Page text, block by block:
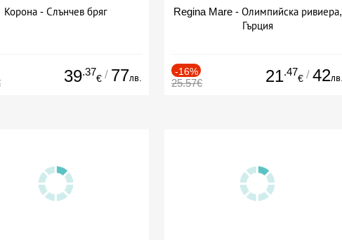
Корона - Слънчев бряг
39.37
€ / 77лв.
Regina Mare - Олимпийска ривиера,
Гърция
-16%
25.57€ 21.47
€ / 42лв.